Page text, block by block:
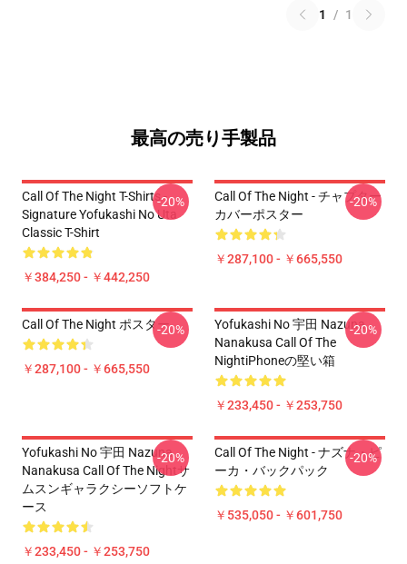
1 / 1
最高の売り手製品
Call Of The Night T-Shirts -
Signature Yofukashi No Uta
Classic T-Shirt
￥384,250 - ￥442,250
-20%
Call Of The Night - チャプター
カバーポスター
￥287,100 - ￥665,550
-20%
Call Of The Night ポスター
￥287,100 - ￥665,550
-20%
Yofukashi No 宇田 Nazuna
Nanakusa Call Of The
NightiPhoneの堅い箱
￥233,450 - ￥253,750
-20%
Yofukashi No 宇田 Nazuna
Nanakusa Call Of The Nightサ
ムスンギャラクシーソフトケ
ース
￥233,450 - ￥253,750
-20%
Call Of The Night - ナズナ・ピ
ーカ・バックパック
￥535,050 - ￥601,750
-20%